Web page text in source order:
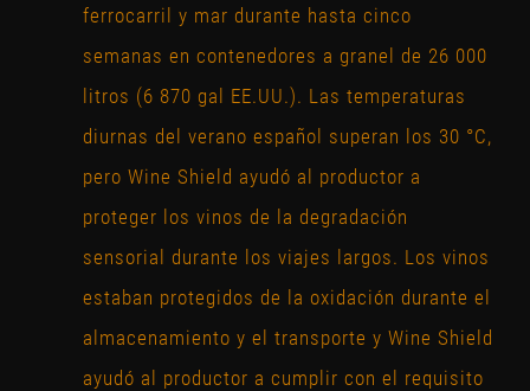
ferrocarril y mar durante hasta cinco
semanas en contenedores a granel de 26 000
litros (6 870 gal EE.UU.). Las temperaturas
diurnas del verano español superan los 30 °C,
pero Wine Shield ayudó al productor a
proteger los vinos de la degradación
sensorial durante los viajes largos. Los vinos
estaban protegidos de la oxidación durante el
almacenamiento y el transporte y Wine Shield
ayudó al productor a cumplir con el requisito